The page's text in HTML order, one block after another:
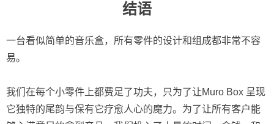
结语
一台看似简单的音乐盒，所有零件的设计和组成都非常不容
易。
我们在每个小零件上都费足了功夫，只为了让Muro Box 呈现
它独特的尾韵与保有它疗愈人心的魔力。为了让所有客户能